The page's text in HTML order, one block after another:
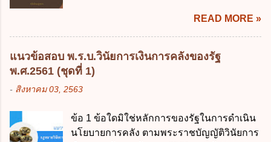
พฤศจิกายน 2561 เป็นต้นไป 4. วันที่ 14
พฤศจิกายน 2561 เป็นต้นไป ข้อ 2. พระราช
บัญญัติวิธีการงบประมาณ พ.ศ. 2561 ไม่ได้
ยกเลิกกฎหมายฉบับใด 1. พระราชบัญญัติวิธี
การงบประมาณ พ.ศ. 2502 2. พระราชบัญญัติ
วิธีการงบประมาณ (ฉบับที่ 3) พ.ศ. 2511 3.
พ.ศ. 2544 4. ประกาศของคณะปฏิวัติ ฉบับที่
203 ลงวันที่ 31 สิงหาคม 2515 ข้อ 3. ข้อใดไม่
READ MORE »
แนวข้อสอบ พ.ร.บ.วินัยการเงินการคลังของรัฐ
พ.ศ.2561 (ชุดที่ 1)
- สิงหาคม 03, 2563
ข้อ 1 ข้อใดมิใช่หลักการของรัฐในการดำเนิน
นโยบายการคลัง ตามพระราชบัญญัติวินัยการ